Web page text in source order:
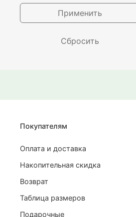
Применить
Сбросить
Покупателям
Оплата и доставка
Накопительная скидка
Возврат
Таблица размеров
Подарочные